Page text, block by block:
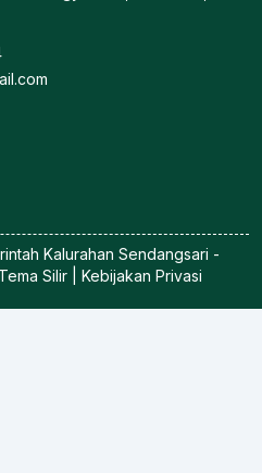
Kalurahan Sendangsari -
Silir | Kebijakan Privasi